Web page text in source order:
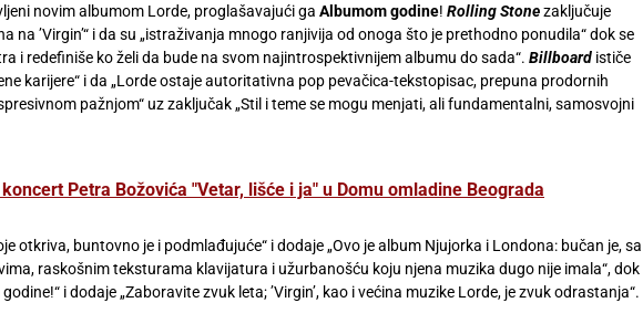
novim albumom Lorde, proglašavajući ga Albumom godine! Rolling Stonezaključuje
na ’Virgin’“ i da su „istraživanja mnogo ranjivija od onoga što je prethodno ponudila“ dok se
i redefiniše ko želi da bude na svom najintrospektivnijem albumu do sada“. Billboard ističe
karijere“ i da „Lorde ostaje autoritativna pop pevačica-tekstopisac, prepuna prodornih
pažnjom“ uz zaključak „Stil i teme se mogu menjati, ali fundamentalni, samosvojni
Petra Božovića "Vetar, lišće i ja" u Domu omladine Beograda
otkriva, buntovno je i podmlađujuće“ i dodaje „Ovo je album Njujorka i Londona: bučan je, sa
raskošnim teksturama klavijatura i užurbanošću koju njena muzika dugo nije imala“, dok
i dodaje „Zaboravite zvuk leta; ’Virgin’, kao i većina muzike Lorde, je zvuk odrastanja“.